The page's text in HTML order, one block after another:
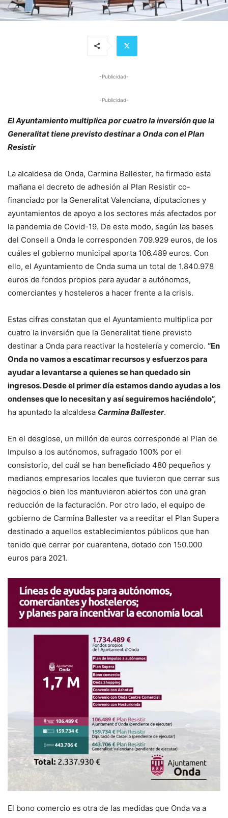
-Publicidad-
-Publicidad-
El Ayuntamiento multiplica por cuatro la inversión que la
Generalitat tiene previsto destinar a Onda con el Plan
Resistir
La alcaldesa de Onda, Carmina Ballester, ha firmado esta
mañana el decreto de adhesión al Plan Resistir co-
financiado por la Generalitat Valenciana, diputaciones y
ayuntamientos de apoyo a los sectores más afectados por
la pandemia de Covid-19. De este modo, según las bases
del Consell a Onda le corresponden 709.929 euros, de los
cuáles el gobierno municipal aporta 106.489 euros. Con
ello, el Ayuntamiento de Onda suma un total de 1.840.978
euros de fondos propios para ayudar a autónomos,
comerciantes y hosteleros a hacer frente a la crisis.
Estas cifras constatan que el Ayuntamiento multiplica por
cuatro la inversión que la Generalitat tiene previsto
destinar a Onda para reactivar la hostelería y comercio. “En
Onda no vamos a escatimar recursos y esfuerzos para
ayudar a levantarse a quienes se han quedado sin
ingresos. Desde el primer día estamos dando ayudas a los
ondenses que lo necesitan y así seguiremos haciéndolo”,
ha apuntado la alcaldesa Carmina Ballester.
En el desglose, un millón de euros corresponde al Plan de
Impulso a los autónomos, sufragado 100% por el
consistorio, del cuál se han beneficiado 480 pequeños y
medianos empresarios locales que tuvieron que cerrar sus
negocios o bien los mantuvieron abiertos con una gran
reducción de la facturación. Por otro lado, el equipo de
gobierno de Carmina Ballester va a reeditar el Plan Supera
destinado a aquellos establecimientos públicos que han
tenido que cerrar por cuarentena, dotado con 150.000
euros para 2021.
El bono comercio es otra de las medidas que Onda va a